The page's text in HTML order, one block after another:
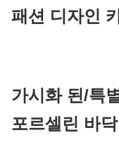
패션 디자인
가시화 된/특
포르셀린 바닥